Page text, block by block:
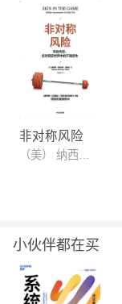
差异时，当印度
压力时，当每个
时……稀缺就会
知能力和执行
缺》是《思考
曼蕞推崇的行为
各种复杂成因，
法。个人如何才
时间，而社会又
【推荐语】
知名心理学家和
人文的独到融
非对称风险
小伙伴都在买